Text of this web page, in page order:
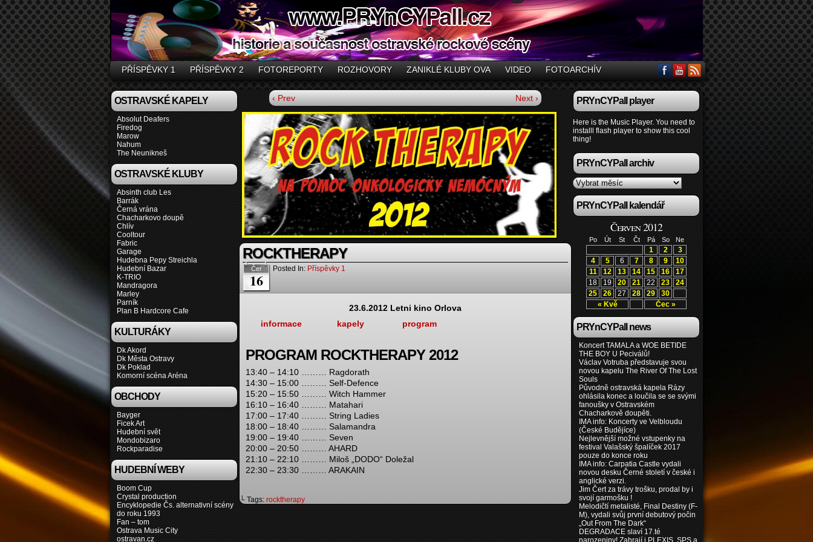
PŘÍSPĚVKY 1 PŘÍSPĚVKY 2 FOTOREPORTY ROZHOVORY ZANIKLÉ KLUBY OVA VIDEO FOTOARCHÍV
OSTRAVSKÉ KAPELY
Absolut Deafers
Firedog
Marow
Nahum
The Neunikneš
OSTRAVSKÉ KLUBY
Absinth club Les
Barrák
Černá vrána
Chacharkovo doupě
Chlív
Cooltour
Fabric
Garage
Hudebna Pepy Streichla
Hudební Bazar
K-TRIO
Mandragora
Marley
Parník
Plan B Hardcore Cafe
KULTURÁKY
Dk Akord
Dk Města Ostravy
Dk Poklad
Komorní scéna Aréna
OBCHODY
Bayger
Ficek Art
Hudební svět
Mondobizaro
Rockparadise
HUDEBNÍ WEBY
Boom Cup
Crystal production
Encyklopedie Čs. alternativní scény
do roku 1993
Fan – tom
Ostrava Music City
ostravan.cz
‹ Prev Next ›
ROCKTHERAPY
Čer
16
Posted In: Příspěvky 1
23.6.2012 Letni kino Orlova
informace
kapely program forum kontakt
PROGRAM ROCKTHERAPY 2012
13:40 – 14:10 ……… Ragdorath
14:30 – 15:00 ……… Self-Defence
15:20 – 15:50 ……… Witch Hammer
16:10 – 16:40 ……… Matahari
17:00 – 17:40 ……… String Ladies
18:00 – 18:40 ……… Salamandra
19:00 – 19:40 ……… Seven
20:00 – 20:50 ……… AHARD
21:10 – 22:10 ……… Miloš „DODO“ Doležal
22:30 – 23:30 ……… ARAKAIN
└ Tags: rocktherapy
PRYnCYPall player
Here is the Music Player. You need to
installl flash player to show this cool
thing!
PRYnCYPall archiv
PRYnCYPall kalendář
Červen 2012
Po Út St Čt Pá So Ne
« Kvě Čec »
1 2
3
4
5 6 7 8 9
10
11
12 13 14 15 16
17
18
19 20 21 22 23
24
25
26 27 28 29 30
PRYnCYPall news
Koncert TAMALA a WOE BETIDE
THE BOY U Peciválů!
Václav Votruba představuje svou
novou kapelu The River Of The Lost
Souls
Původně ostravská kapela Rázy
ohlásila konec a loučila se se svými
fanoušky v Ostravském
Chacharkově doupěti.
IMA info: Koncerty ve Velbloudu
(České Budějíce)
Nejlevnější možné vstupenky na
festival Valašský špalíček 2017
pouze do konce roku
IMA info: Carpatia Castle vydali
novou desku Černé století v české i
anglické verzi.
Jim Čert za trávy trošku, prodal by i
svojí garmošku !
Melodičtí metalisté, Final Destiny (F-
M), vydali svůj první debutový počin
„Out From The Dark“
DEGRADACE slaví 17.té
narozeniny! Zahrají i PLEXIS, SPS a